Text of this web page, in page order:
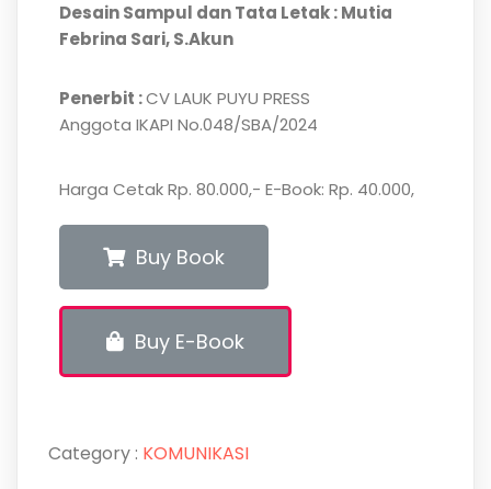
Desain Sampul dan Tata Letak : Mutia
Febrina Sari, S.Akun
Penerbit :CV LAUK PUYU PRESS
Anggota IKAPI No.048/SBA/2024
Harga Cetak Rp. 80.000,- E-Book: Rp. 40.000,
Buy Book
Buy E-Book
Category : KOMUNIKASI